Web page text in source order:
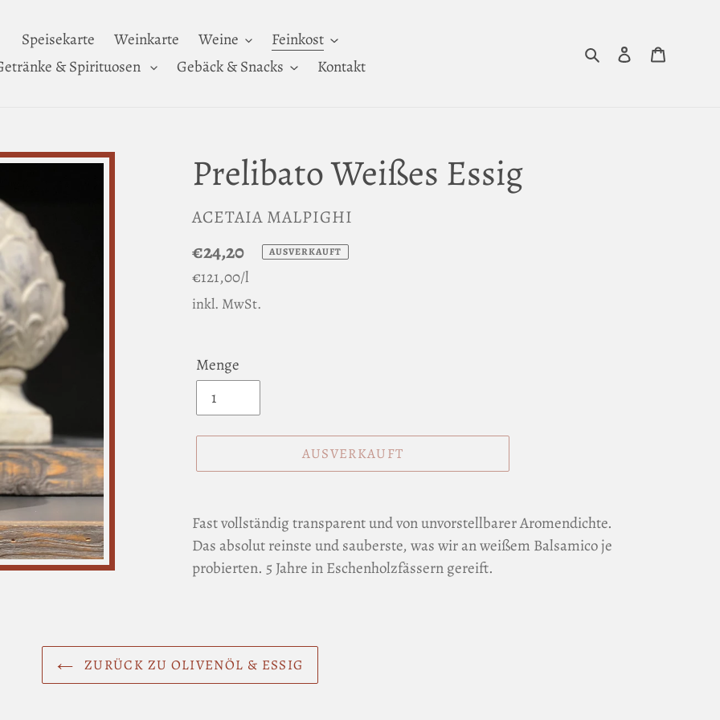
Speisekarte Weinkarte Weine
Feinkost
& Spirituosen
Gebäck & Snacks Kontakt
Suchen Einloggen
Prelibato Weißes Essig
VERKÄUFER
ACETAIA MALPIGHI
Normaler
Preis
€24,20 AUSVERKAUFT
Einzelpreis
€121,00/pro
l
inkl. MwSt.
Menge
AUSVERKAUFT
wird
zum
Warenkorb
Fast vollständig transparent und von unvorstellbarer Aromendichte.
Das absolut reinste und sauberste, was wir an weißem Balsamico je
probierten. 5 Jahre in Eschenholzfässern gereift.
ZURÜCK ZU OLIVENÖL & ESSIG